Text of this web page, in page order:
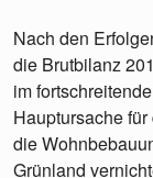
Nach den
die Brutbilanz
im
Hauptursache
die
Grünland